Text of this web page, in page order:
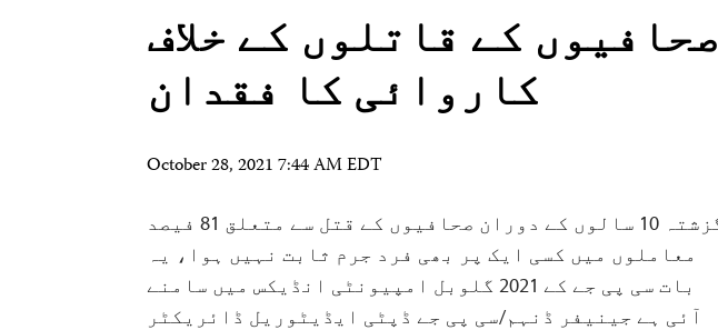
صحافیوں کے قاتلوں کے خلاف
کاروائی کا فقدان
October 28, 2021 7:44 AM EDT
گزشتہ 10 سالوں کے دوران صحافیوں کے قتل سے متعلق 81 فیصد
معاملوں میں کسی ایک پر بھی فرد جرم ثابت نہیں ہوا، یہ
بات سی پی جے کے 2021 گلوبل امپیونٹی انڈیکس میں سامنے
آئی ہے جینیفر ڈنہم/سی پی جے ڈپٹی ایڈیٹوریل ڈائریکٹر